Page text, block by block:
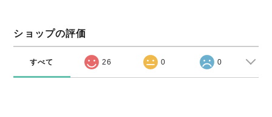
ショップの評価
すべて 26 0 0